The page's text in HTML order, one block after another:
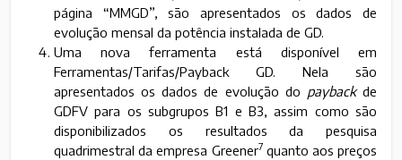
página “MMGD”, são apresentados os dados de
evolução mensal da potência instalada de GD.
Uma nova ferramenta está disponível em
Ferramentas/Tarifas/Payback GD. Nela são
apresentados os dados de evolução do paybackde
GDFV para os subgrupos B1 e B3, assim como são
disponibilizados os resultados da pesquisa
quadrimestral da empresa Greener7quanto aos preços